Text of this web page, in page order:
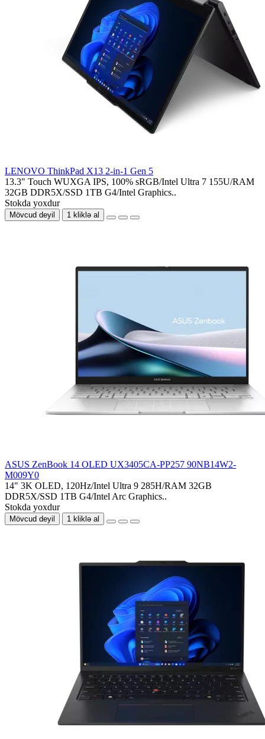
LENOVO ThinkPad X13 2-in-1 Gen 5
13.3" Touch WUXGA IPS, 100% sRGB/Intel Ultra 7 155U/RAM
32GB DDR5X/SSD 1TB G4/Intel Graphics..
Stokda yoxdur
Mövcud deyil 1 kliklə al
ASUS ZenBook 14 OLED UX3405CA-PP257 90NB14W2-
M009Y0
14" 3K OLED, 120Hz/Intel Ultra 9 285H/RAM 32GB
DDR5X/SSD 1TB G4/Intel Arc Graphics..
Stokda yoxdur
Mövcud deyil 1 kliklə al